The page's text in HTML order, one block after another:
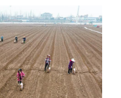
全球连线 教育
量子 体育
健康 军事
图片 政务